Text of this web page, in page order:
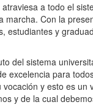
a todo el
Con la
estudiantes y
del sistema
excelencia para
y esto es un
y de la cual